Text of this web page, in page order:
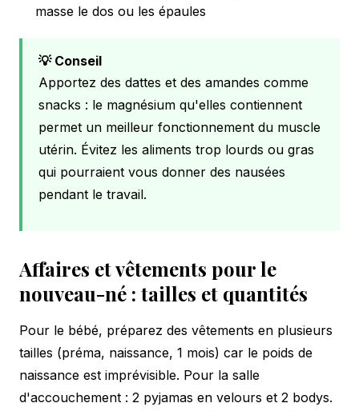
masse le dos ou les épaules
💡 Conseil
Apportez des dattes et des amandes comme
snacks : le magnésium qu'elles contiennent
permet un meilleur fonctionnement du muscle
utérin. Évitez les aliments trop lourds ou gras
qui pourraient vous donner des nausées
pendant le travail.
Affaires et vêtements pour le
nouveau-né : tailles et quantités
Pour le bébé, préparez des vêtements en plusieurs
tailles (préma, naissance, 1 mois) car le poids de
naissance est imprévisible. Pour la salle
d'accouchement : 2 pyjamas en velours et 2 bodys.